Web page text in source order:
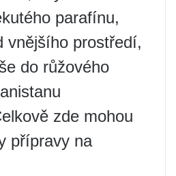
parafínu,
vnějšího prostředí,
do růžového
zde mohou
přípravy na